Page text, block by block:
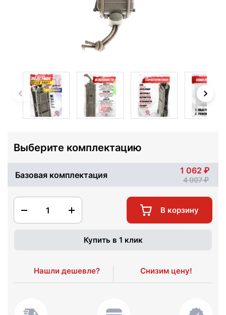
Выберите комплектацию
Базовая комплектация 1 062
4 007
1 В корзину
Купить в 1 клик
Нашли дешевле? Снизим цену!